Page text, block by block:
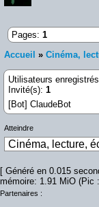
Pages: 1
Accueil » Cinéma,
Utilisateurs
Invité(s): 1
[Bot] ClaudeBot
Atteindre
[ Généré en 0.015
mémoire: 1.91 MiO (Pic
Partenaires :